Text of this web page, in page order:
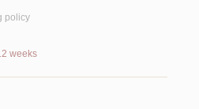
policy
weeks